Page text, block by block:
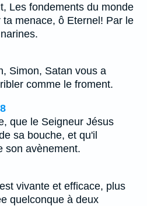
Les fondements du monde
menace, ô Eternel! Par le
Simon, Satan vous a
comme le froment.
que le Seigneur Jésus
sa bouche, et qu'il
son avènement.
vivante et efficace, plus
quelconque à deux